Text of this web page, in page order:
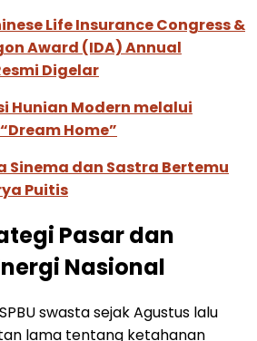
Life Insurance Congress &
Award (IDA) Annual
Digelar
Hunian Modern melalui
Home”
Sinema dan Sastra Bertemu
Puitis
Pasar dan
Nasional
swasta sejak Agustus lalu
lama tentang ketahanan